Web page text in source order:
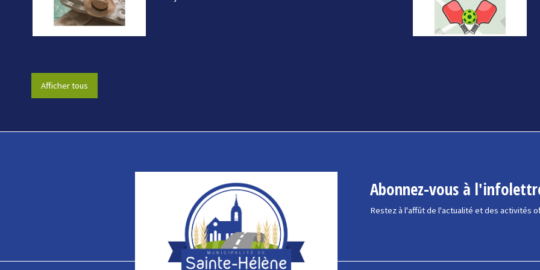
Afficher tous
Abonnez-vous à
Restez à l'affût de l'actualité et des activités